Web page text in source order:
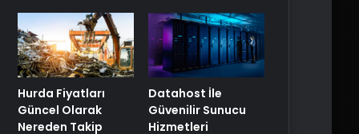
Hurda Fiyatları
Güncel Olarak
Nereden Takip
Datahost İle
Güvenilir Sunucu
Hizmetleri